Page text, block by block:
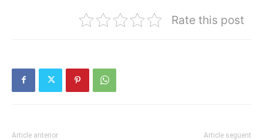
Rate this post
Article anterior Article següent